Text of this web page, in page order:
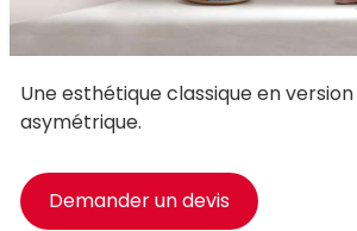
Une esthétique classique en
asymétrique.
Demander un devis